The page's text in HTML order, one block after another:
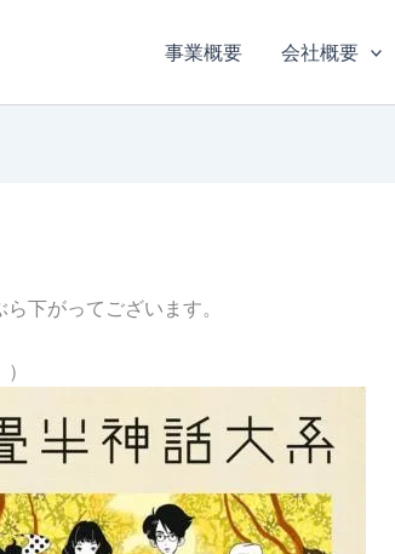
事業概要 会社概要
下がってございます。